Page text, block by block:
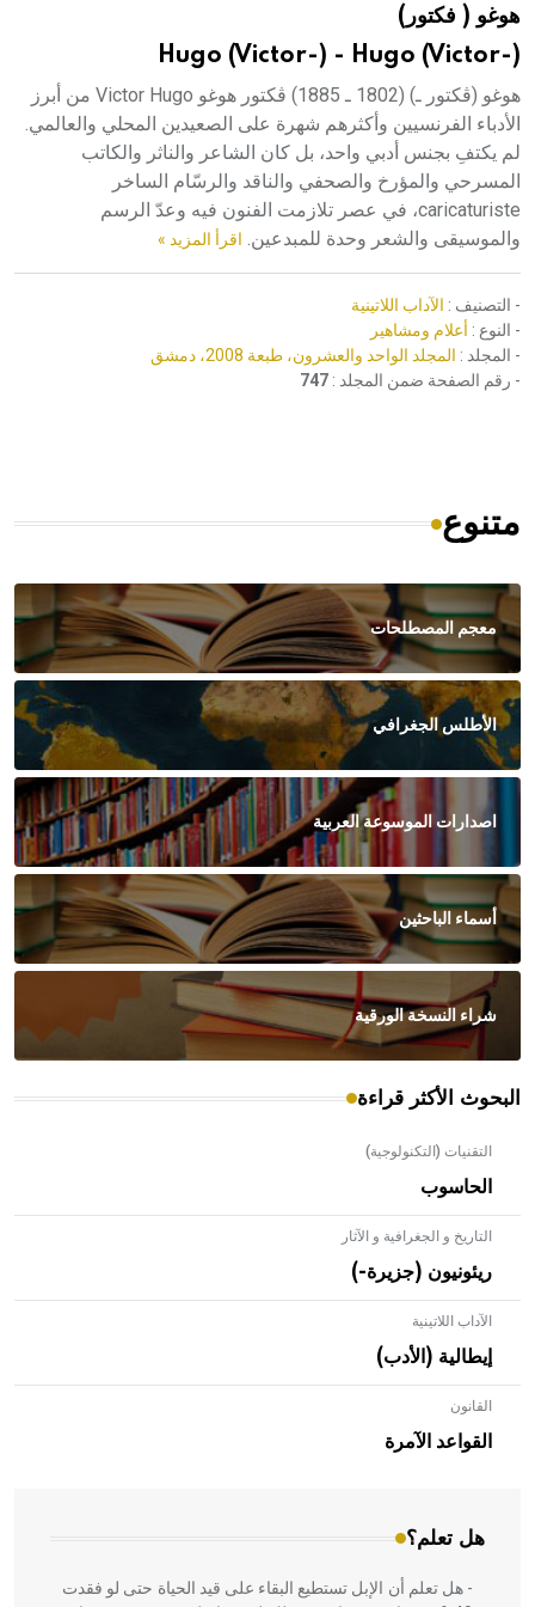
هيئة الموسوعة العربية تطلق موسوعات جديدة في عام 2026هوغو ( فكتور)
Hugo (Victor-) - Hugo (Victor-)
هوغو (ڤكتور ـ) (1802 ـ 1885) ڤكتور هوغو Victor Hugo من أبرز
الأدباء الفرنسيين وأكثرهم شهرة على الصعيدين المحلي والعالمي.
لم يكتفِ بجنس أدبي واحد، بل كان الشاعر والناثر والكاتب
المسرحي والمؤرخ والصحفي والناقد والرسّام الساخر
caricaturiste، في عصر تلازمت الفنون فيه وعدّ الرسم
والموسيقى والشعر وحدة للمبدعين. اقرأ المزيد »
- التصنيف : الآداب اللاتينية
- النوع : أعلام ومشاهير
- المجلد : المجلد الواحد والعشرون، طبعة 2008، دمشق
- رقم الصفحة ضمن المجلد : 747
متنوع
معجم المصطلحات
الأطلس الجغرافي
اصدارات الموسوعة العربية
أسماء الباحثين
شراء النسخة الورقية
البحوث الأكثر قراءة
التقنيات (التكنولوجية)
الحاسوب
التاريخ و الجغرافية و الآثار
ريئونيون (جزيرة-)
الآداب اللاتينية
إيطالية (الأدب)
القانون
القواعد الآمرة
هل تعلم؟
- هل تعلم أن الأبلق نوع من الفنون الهندسية التي ارتبطت
بالعمارة الإسلامية في بلاد الشام ومصر خاصة، حيث يحرص
المعمار على بناء مداميكه وخاصة في الواجهات
- هل تعلم أن الإبل تستطيع البقاء على قيد الحياة حتى لو فقدت